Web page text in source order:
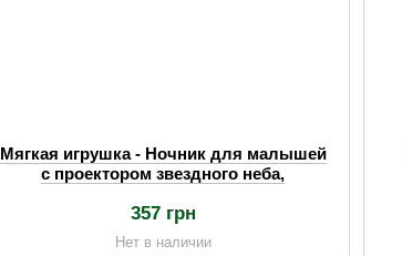
Мягкая игрушка - Ночник для малышей
с проектором звездного неба,
357 грн
Нет в наличии